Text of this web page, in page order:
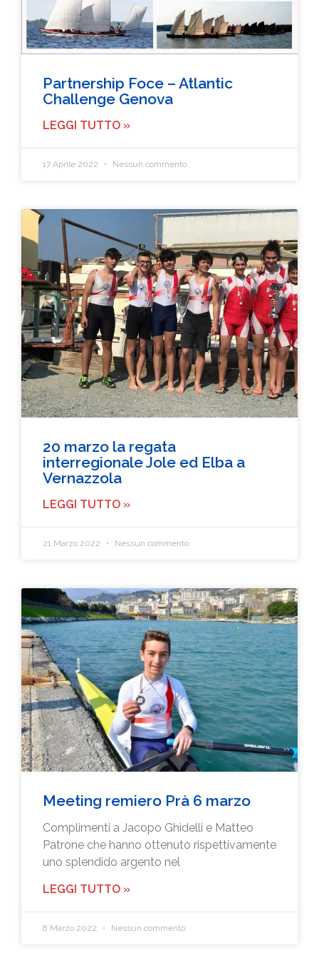
Partnership Foce – Atlantic
Challenge Genova
LEGGI TUTTO »
17 Aprile 2022 Nessun commento
20 marzo la regata
interregionale Jole ed Elba a
Vernazzola
LEGGI TUTTO »
21 Marzo 2022 Nessun commento
Meeting remiero Prà 6 marzo
Complimenti a Jacopo Ghidelli e Matteo
Patrone che hanno ottenuto rispettivamente
uno splendido argento nel
LEGGI TUTTO »
8 Marzo 2022 Nessun commento